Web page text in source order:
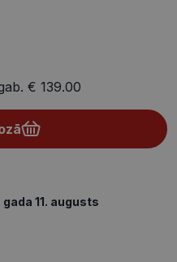
€ 139.00
11. augusts